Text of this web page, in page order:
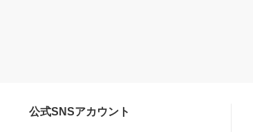
公式SNSアカウント